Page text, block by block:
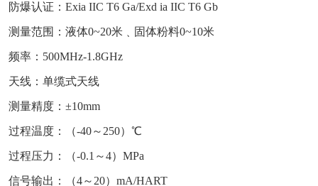
防爆认证：Exia IIC T6 Ga/Exd ia IIC T6 Gb
测量范围：液体0~20米﹑固体粉料0~10米
频率：500MHz-1.8GHz
天线：单缆式天线
测量精度：±10mm
过程温度：（-40～250）℃
过程压力：（-0.1～4）MPa
信号输出：（4～20）mA/HART